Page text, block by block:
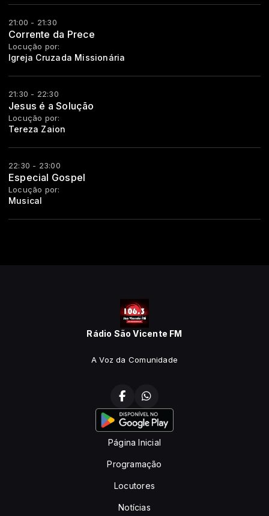
21:00 - 21:30
Corrente da Prece
Locução por:
Igreja Cruzada Missionária
21:30 - 22:30
Jesus é a Solução
Locução por:
Tereza Zaion
22:30 - 23:00
Especial Gospel
Locução por:
Musical
Rádio São Vicente FM
A Voz da Comunidade
Página Inicial
Programação
Locutores
Notícias